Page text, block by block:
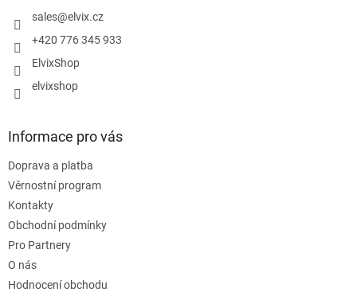
sales@elvix.cz
+420 776 345 933
ElvixShop
elvixshop
Informace pro vás
Doprava a platba
Věrnostní program
Kontakty
Obchodní podmínky
Pro Partnery
O nás
Hodnocení obchodu